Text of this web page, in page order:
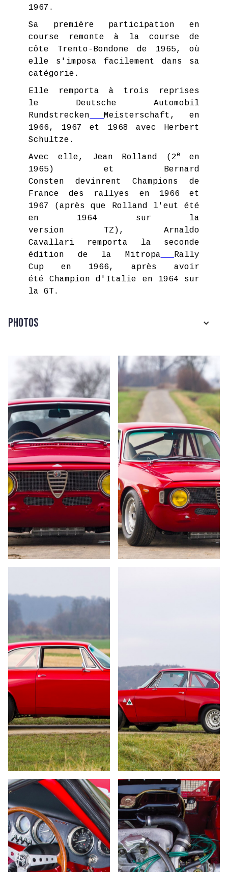
1967.
Sa première participation en
course remonte à la course de
côte Trento-Bondone de 1965, où
elle s'imposa facilement dans sa
catégorie.
Elle remporta à trois reprises
le Deutsche Automobil
Rundstrecken
Meisterschaft, en
1966, 1967 et 1968 avec Herbert
Schultze.
Avec elle, Jean Rolland (2e
en
1965) et Bernard
Consten devinrent Champions de
France des rallyes en 1966 et
1967 (après que Rolland l'eut été
en 1964 sur la
version TZ), Arnaldo
Cavallari remporta la seconde
édition de la Mitropa
Rally
Cup en 1966, après avoir
été Champion d'Italie en 1964 sur
la GT.
Photos